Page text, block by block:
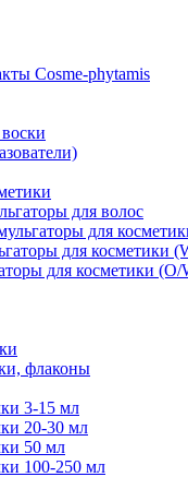
Cosme-phytamis
для волос
для
для косметики
для косметики (O/
флаконы
3-15 мл
20-30 мл
50 мл
100-250 мл